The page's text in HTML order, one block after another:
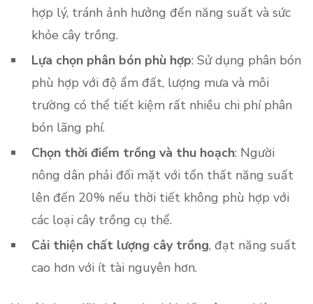
hợp lý, tránh ảnh hưởng đến năng suất và sức
khỏe cây trồng.
Lựa chọn phân bón phù hợp: Sử dụng phân bón
phù hợp với độ ẩm đất, lượng mưa và môi
trường có thể tiết kiệm rất nhiều chi phí phân
bón lãng phí.
Chọn thời điểm trồng và thu hoạch: Người
nông dân phải đối mặt với tổn thất năng suất
lên đến 20% nếu thời tiết không phù hợp với
các loại cây trồng cụ thể.
Cải thiện chất lượng cây trồng, đạt năng suất
cao hơn với ít tài nguyên hơn.